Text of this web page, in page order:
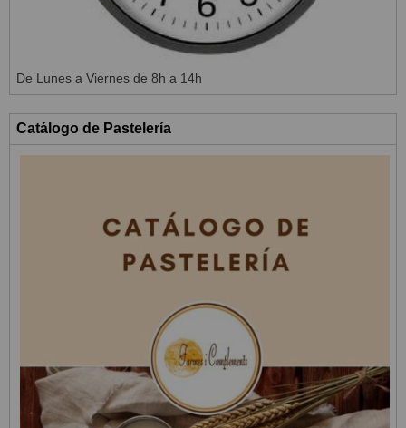
De Lunes a Viernes de 8h a 14h
Catálogo de Pastelería